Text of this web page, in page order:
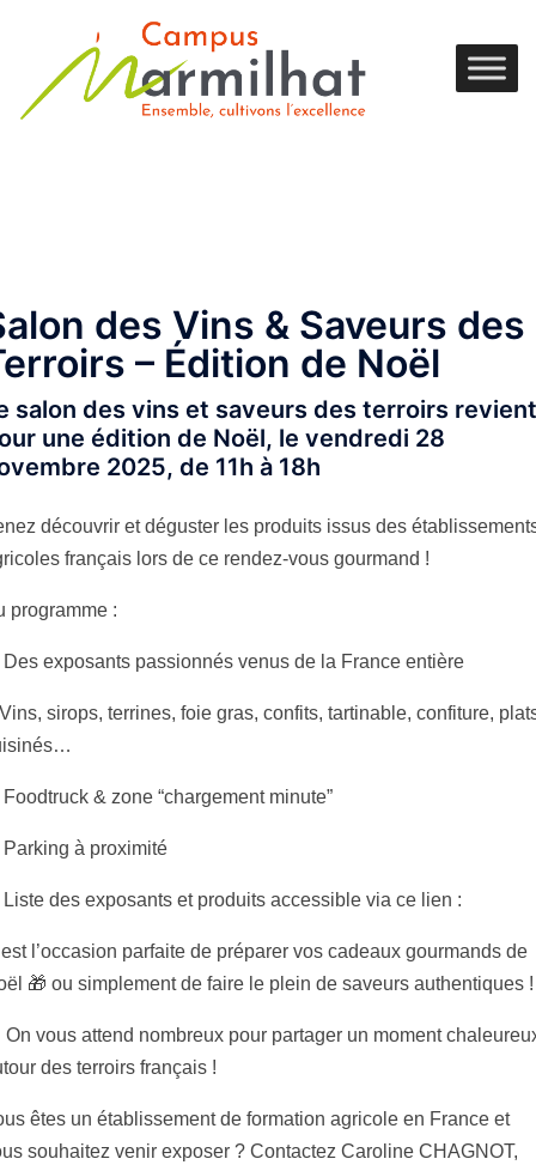
des Vins & Saveurs des
– Édition de Noël
salon des vins et saveurs des terroirs revient
une édition de Noël, le vendredi 28
2025, de 11h à 18h
découvrir et déguster les produits issus des
français lors de ce rendez-vous gourmand !
programme :
Des exposants passionnés venus de la France entière
sirops, terrines, foie gras, confits, tartinable, confiture,
Foodtruck & zone “chargement minute”
Parking à proximité
Liste des exposants et produits accessible via ce lien :
l’occasion parfaite de préparer vos cadeaux gourmands de
🎁 ou simplement de faire le plein de saveurs authentiques !
On vous attend nombreux pour partager un moment
des terroirs français !
êtes un établissement de formation agricole en France et
souhaitez venir exposer ? Contactez Caroline CHAGNOT,